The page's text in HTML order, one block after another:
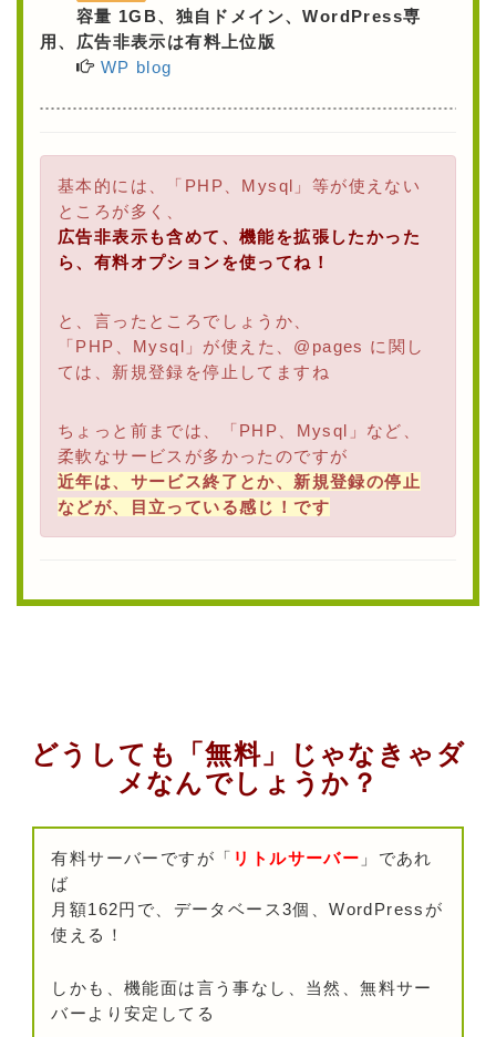
容量 1GB、独自ドメイン、WordPress専
用、広告非表示は有料上位版
WP blog
基本的には、「PHP、Mysql」等が使えない
ところが多く、
広告非表示も含めて、機能を拡張したかった
ら、有料オプションを使ってね！
と、言ったところでしょうか、
「PHP、Mysql」が使えた、@pages に関し
ては、新規登録を停止してますね
ちょっと前までは、「PHP、Mysql」など、
柔軟なサービスが多かったのですが
近年は、サービス終了とか、新規登録の停止
などが、目立っている感じ！です
どうしても「無料」じゃなきゃダ
メなんでしょうか？
有料サーバーですが「 リトルサーバー 」であれ
ば
月額162円で、データベース3個、WordPressが
使える！
しかも、機能面は言う事なし、当然、無料サー
バーより安定してる